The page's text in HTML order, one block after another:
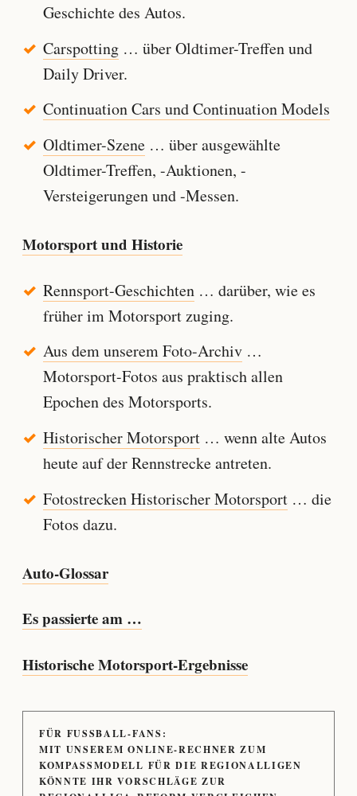
Geschichte des Autos.
Carspotting… über Oldtimer-Treffen und
Daily Driver.
Continuation Cars und Continuation Models
Oldtimer-Szene… über ausgewählte
Oldtimer-Treffen, -Auktionen, -
Versteigerungen und -Messen.
Motorsport und Historie
Rennsport-Geschichten… darüber, wie es
früher im Motorsport zuging.
Aus dem unserem Foto-Archiv…
Motorsport-Fotos aus praktisch allen
Epochen des Motorsports.
Historischer Motorsport… wenn alte Autos
heute auf der Rennstrecke antreten.
Fotostrecken Historischer Motorsport… die
Fotos dazu.
Auto-Glossar
Es passierte am …
Historische Motorsport-Ergebnisse
FÜR FUSSBALL-FANS:
MIT UNSEREM ONLINE-RECHNER ZUM
KOMPASSMODELL FÜR DIE REGIONALLIGEN
KÖNNTE IHR VORSCHLÄGE ZUR